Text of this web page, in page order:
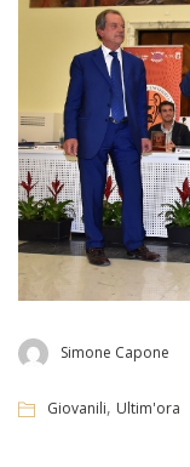
Simone Capone
Giovanili, Ultim'ora